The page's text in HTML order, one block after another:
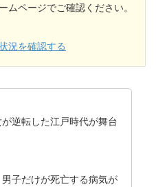
ムページでご確認ください。
況を確認する
逆転した江戸時代が舞台
子だけが死亡する病気が